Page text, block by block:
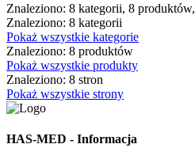
Znaleziono: 8 kategorii, 8
Znaleziono: 8 kategorii
Pokaż wszystkie kategorie
Znaleziono: 8 produktów
Pokaż wszystkie produkty
Znaleziono: 8 stron
Pokaż wszystkie strony
HAS-MED - Informacja